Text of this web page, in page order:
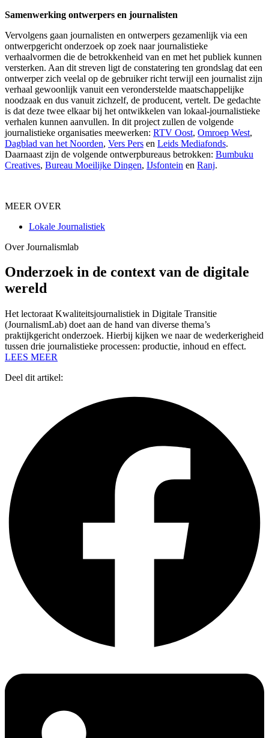
Samenwerking ontwerpers en journalisten
Vervolgens gaan journalisten en ontwerpers gezamenlijk via een
ontwerpgericht onderzoek op zoek naar journalistieke
verhaalvormen die de betrokkenheid van en met het publiek kunnen
versterken. Aan dit streven ligt de constatering ten grondslag dat een
ontwerper zich veelal op de gebruiker richt terwijl een journalist zijn
verhaal gewoonlijk vanuit een veronderstelde maatschappelijke
noodzaak en dus vanuit zichzelf, de producent, vertelt. De gedachte
is dat deze twee elkaar bij het ontwikkelen van lokaal-journalistieke
verhalen kunnen aanvullen. In dit project zullen de volgende
journalistieke organisaties meewerken: RTV Oost, Omroep West,
Dagblad van het Noorden, Vers Pers en Leids Mediafonds.
Daarnaast zijn de volgende ontwerpbureaus betrokken: Bumbuku
Creatives, Bureau Moeilijke Dingen, IJsfontein en Ranj.
MEER OVER
Lokale Journalistiek
Over Journalismlab
Onderzoek in de context van de digitale
wereld
Het lectoraat Kwaliteitsjournalistiek in Digitale Transitie
(JournalismLab) doet aan de hand van diverse thema’s
praktijkgericht onderzoek. Hierbij kijken we naar de wederkerigheid
tussen drie journalistieke processen: productie, inhoud en effect.
LEES MEER
Deel dit artikel: